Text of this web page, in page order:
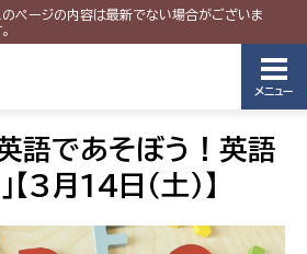
のページの内容は最新でない場合がございま
メニュー
語であそぼう！英語
3月14日（土）】